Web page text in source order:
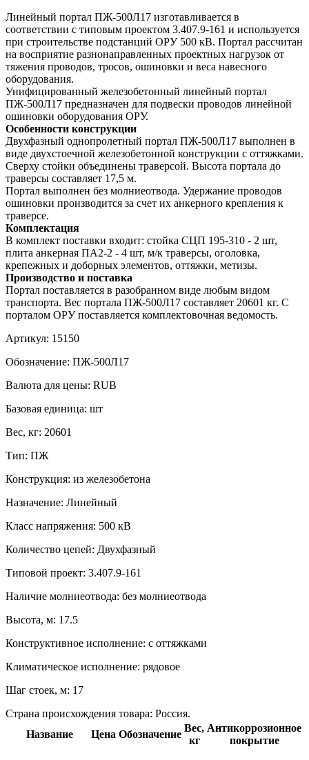
Линейный портал ПЖ-500Л17 изготавливается в
соответствии с типовым проектом 3.407.9-161 и используется
при строительстве подстанций ОРУ 500 кВ. Портал рассчитан
на восприятие разнонаправленных проектных нагрузок от
тяжения проводов, тросов, ошиновки и веса навесного
оборудования.
Унифицированный железобетонный линейный портал
ПЖ-500Л17 предназначен для подвески проводов линейной
ошиновки оборудования ОРУ.
Особенности конструкции
Двухфазный однопролетный портал ПЖ-500Л17 выполнен в
виде двухстоечной железобетонной конструкции с оттяжками.
Сверху стойки объединены траверсой. Высота портала до
траверсы составляет 17,5 м.
Портал выполнен без молниеотвода. Удержание проводов
ошиновки производится за счет их анкерного крепления к
траверсе.
Комплектация
В комплект поставки входит: стойка СЦП 195-310 - 2 шт,
плита анкерная ПА2-2 - 4 шт, м/к траверсы, оголовка,
крепежных и доборных элементов, оттяжки, метизы.
Производство и поставка
Портал поставляется в разобранном виде любым видом
транспорта. Вес портала ПЖ-500Л17 составляет 20601 кг. С
порталом ОРУ поставляется комплектовочная ведомость.
Артикул: 15150
Обозначение: ПЖ-500Л17
Валюта для цены: RUB
Базовая единица: шт
Вес, кг: 20601
Тип: ПЖ
Конструкция: из железобетона
Назначение: Линейный
Класс напряжения: 500 кВ
Количество цепей: Двухфазный
Типовой проект: 3.407.9-161
Наличие молниеотвода: без молниеотвода
Высота, м: 17.5
Конструктивное исполнение: с оттяжками
Климатическое исполнение: рядовое
Шаг стоек, м: 17
Страна происхождения товара: Россия.
Название
Цена Обозначение
Вес,
кг
Антикоррозионное
покрытие